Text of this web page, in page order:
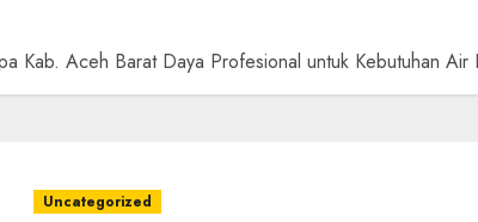
Kab. Aceh Barat Daya Profesional untuk Kebutuhan
Uncategorized